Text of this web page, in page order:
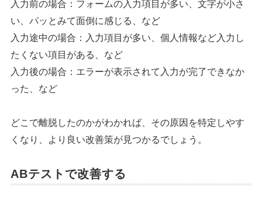
入力前の場合：フォームの入力項目が多い、文字が小さ
い、パッとみて面倒に感じる、など
入力途中の場合：入力項目が多い、個人情報など入力し
たくない項目がある、など
入力後の場合：エラーが表示されて入力が完了できなか
った、など
どこで離脱したのかがわかれば、その原因を特定しやす
くなり、より良い改善策が見つかるでしょう。
ABテストで改善する